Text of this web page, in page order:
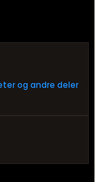
og andre deler